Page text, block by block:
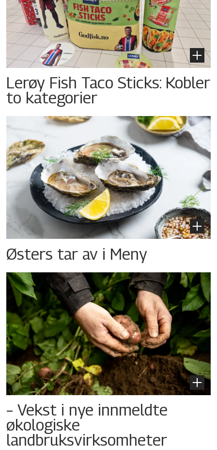
Lerøy Fish Taco Sticks: Kobler
to kategorier
Østers tar av i Meny
– Vekst i nye innmeldte
økologiske
landbruksvirksomheter